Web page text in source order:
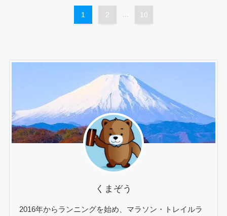
1 2 ... 10
くまぞう
2016年からランニングを始め、マラソン・トレイルラ